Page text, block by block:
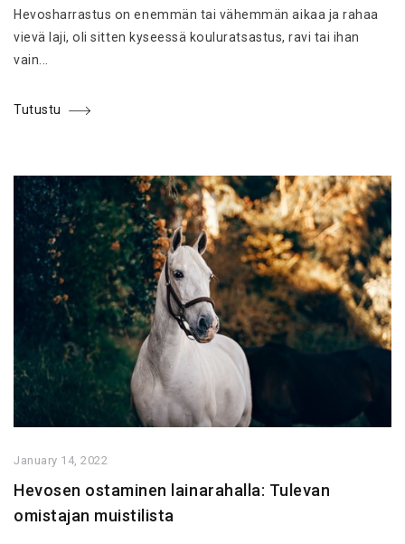
Hevosharrastus on enemmän tai vähemmän aikaa ja rahaa
vievä laji, oli sitten kyseessä kouluratsastus, ravi tai ihan
vain...
Tutustu
January 14, 2022
Hevosen ostaminen lainarahalla: Tulevan
omistajan muistilista